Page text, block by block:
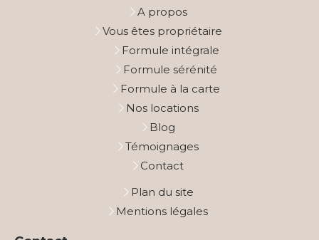
A propos
Vous êtes propriétaire
Formule intégrale
Formule sérénité
Formule à la carte
Nos locations
Blog
Témoignages
Contact
Plan du site
Mentions légales